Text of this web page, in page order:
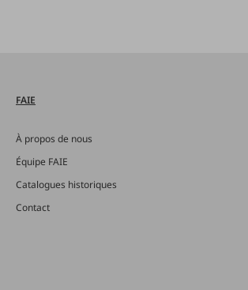
FAIE
À propos de nous
Équipe FAIE
Catalogues historiques
Contact